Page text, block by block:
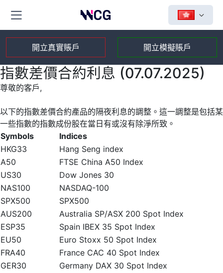
開立真實賬戶 開立模擬賬戶
指數差價合約利息 (07.07.2025)
尊敬的客戶,
以下的指數差價合約產品的隔夜利息的調整。這一調整是包括某
一些指數的指數成份股在當日有或沒有除淨所致。
Symbols
Indices
HKG33
Hang Seng index
A50
FTSE China A50 Index
US30
Dow Jones 30
NAS100
NASDAQ-100
SPX500
SPX500
AUS200
Australia SP/ASX 200 Spot Index
ESP35
Spain IBEX 35 Spot Index
EU50
Euro Stoxx 50 Spot Index
FRA40
France CAC 40 Spot Index
GER30
Germany DAX 30 Spot Index